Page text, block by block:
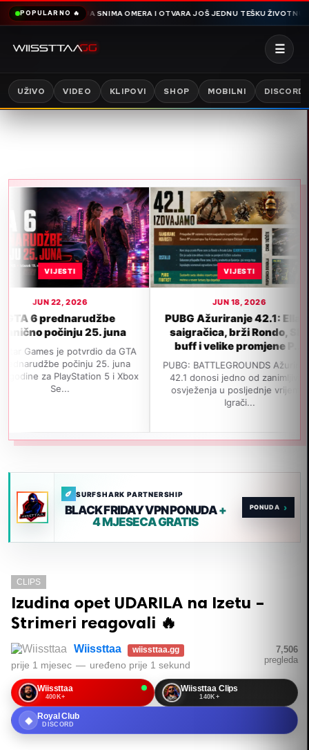
POPULARNO 🔥
PRIČE HAMDIJA SNIMA OMERA I OTVARA JOŠ JEDNU TEŠKU ŽIVOTNU I
☰
UŽIVO VIDEO KLIPOVI SHOP MOBILNI DISCORD
VIJESTI
22, 2026
prednarudžbe
počinju 25. juna
je potvrdio da GTA
počinju 25. juna
PlayStation 5 i Xbox
VIJESTI
JUN 18, 2026
PUBG Ažuriranje 42.1: Ella AI
saigračica, brži Rondo, SLR
buff i velike promjene P...
PUBG: BATTLEGROUNDS Ažuriranje
42.1 donosi jedno od zanimljivijih
osvježenja u posljednje vrijeme.
SURFSHARK PARTNERSHIP
BLACK FRIDAY VPN PONUDA+
4 MJESECA GRATIS
›
CLIPS
Izudina opet UDARILA na Izetu –
Strimeri reagovali 🔥
Wiissttaa wiissttaa.gg
prije 1 mjesec — uređeno prije 1 sekund
7,506
pregleda
Wiissttaa
400K+
Wiissttaa Clips
140K+
◆ Royal Club
DISCORD